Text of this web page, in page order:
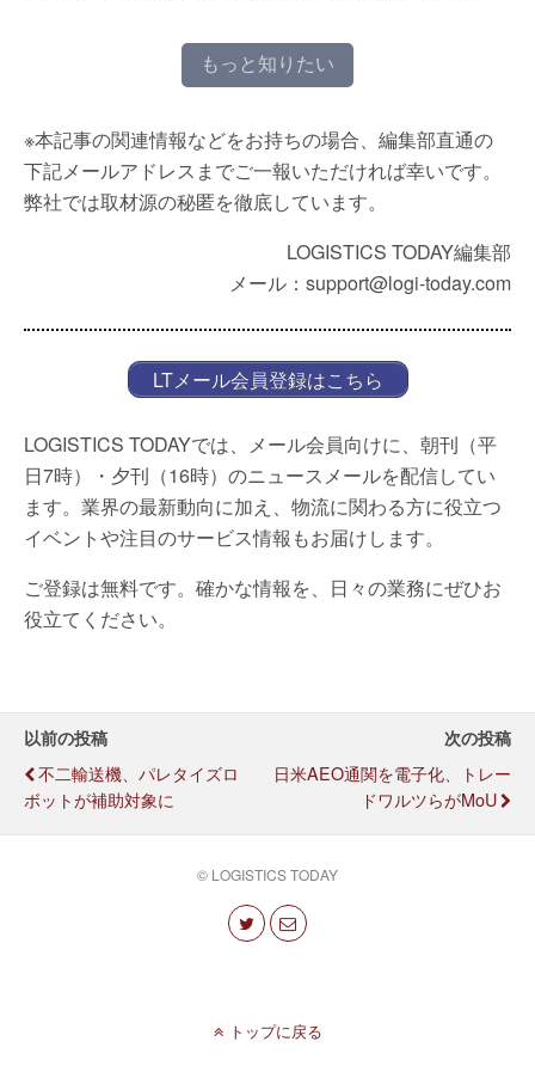
もっと知りたい
※本記事の関連情報などをお持ちの場合、編集部直通の
下記メールアドレスまでご一報いただければ幸いです。
弊社では取材源の秘匿を徹底しています。
LOGISTICS TODAY編集部
メール：support@logi-today.com
LTメール会員登録はこちら
LOGISTICS TODAYでは、メール会員向けに、朝刊（平
日7時）・夕刊（16時）のニュースメールを配信してい
ます。業界の最新動向に加え、物流に関わる方に役立つ
イベントや注目のサービス情報もお届けします。
ご登録は無料です。確かな情報を、日々の業務にぜひお
役立てください。
以前の投稿
不二輸送機、パレタイズロ
ボットが補助対象に
次の投稿
日米AEO通関を電子化、トレー
ドワルツらがMoU
© LOGISTICS TODAY
トップに戻る